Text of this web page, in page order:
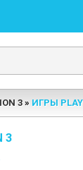
3 ИГРЫ
3